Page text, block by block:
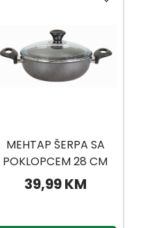
MEHTAP ŠERPA SA
POKLOPCEM 28 CM
39,99 KM